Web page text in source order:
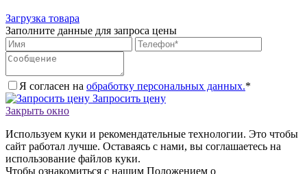
Загрузка товара
Заполните данные для запроса цены
Я согласен на обработку персональных данных.*
Запросить цену
Закрыть окно
Используем куки и рекомендательные технологии. Это чтобы
сайт работал лучше. Оставаясь с нами, вы соглашаетесь на
использование файлов куки.
Чтобы ознакомиться с нашим Положением о